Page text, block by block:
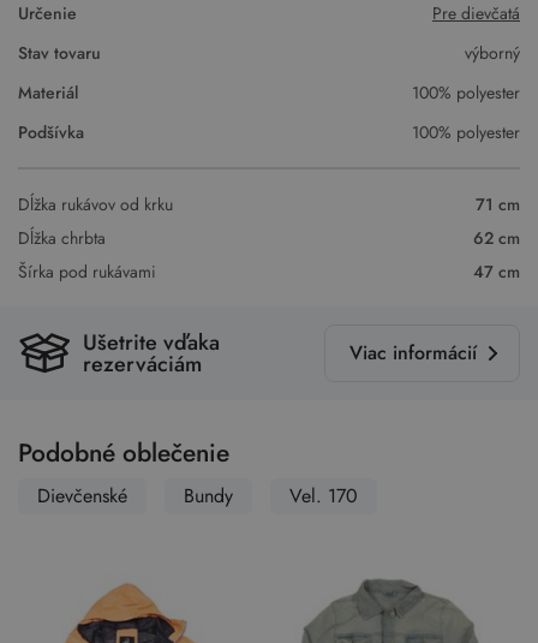
Určenie
Pre dievčatá
Stav tovaru
výborný
Materiál
100% polyester
Podšívka
100% polyester
Dĺžka rukávov od krku
71 cm
Dĺžka chrbta
62 cm
Šírka pod rukávami
47 cm
Ušetrite vďaka
rezerváciám Viac informácií
Podobné oblečenie
Dievčenské Bundy Vel. 170